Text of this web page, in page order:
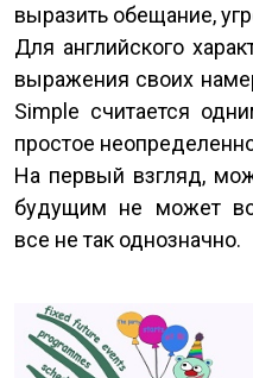
выразить обещание,
Для английского
выражения своих
Simple считается
простое
На первый взгляд,
будущим не может
все не так однозначно.